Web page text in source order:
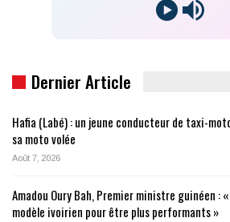
Dernier Article
Hafia (Labé) : un jeune conducteur de taxi-
sa moto volée
Août 7, 2026
Amadou Oury Bah, Premier ministre guinéen :
modèle ivoirien pour être plus performants »